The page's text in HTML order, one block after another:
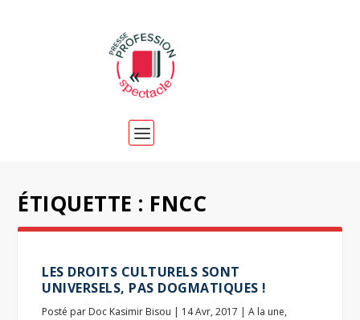
ÉTIQUETTE : FNCC
LES DROITS CULTURELS SONT
UNIVERSELS, PAS DOGMATIQUES !
Posté par Doc Kasimir Bisou | 14 Avr, 2017 |A la une,